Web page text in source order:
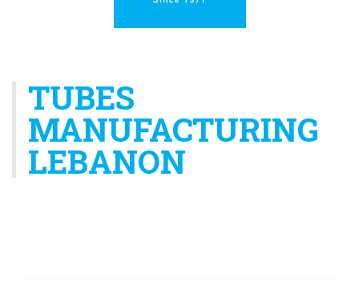
TUBES
MANUFACTURING
LEBANON